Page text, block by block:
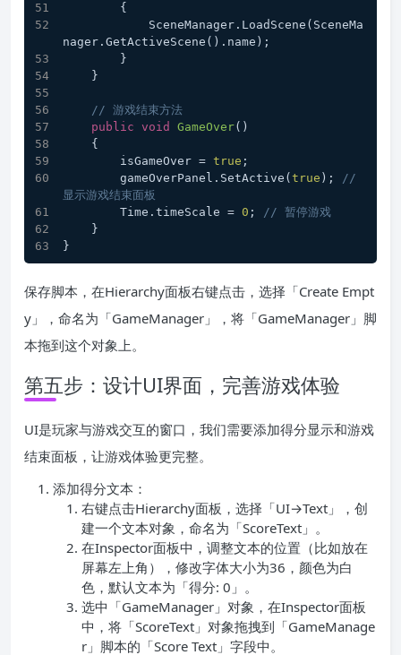
        {
nager.GetActiveScene().name);
        }
    }
// 游戏结束方法
public void GameOver( )
    {
        isGameOver =
true ;
        gameOverPanel.SetActive(
true ); //
显示游戏结束面板
        Time.timeScale =
0 ; // 暂停游戏
    }
}
保存脚本，在Hierarchy面板右键点击，选择「Create Empt
y」，命名为「GameManager」，将「GameManager」脚
本拖到这个对象上。
第五步：设计UI界面，完善游戏体验
UI是玩家与游戏交互的窗口，我们需要添加得分显示和游戏
结束面板，让游戏体验更完整。
添加得分文本：
右键点击Hierarchy面板，选择「UI→Text」，创
建一个文本对象，命名为「ScoreText」。
在Inspector面板中，调整文本的位置（比如放在
屏幕左上角），修改字体大小为36，颜色为白
色，默认文本为「得分: 0」。
选中「GameManager」对象，在Inspector面板
中，将「ScoreText」对象拖拽到「GameManage
r」脚本的「Score Text」字段中。